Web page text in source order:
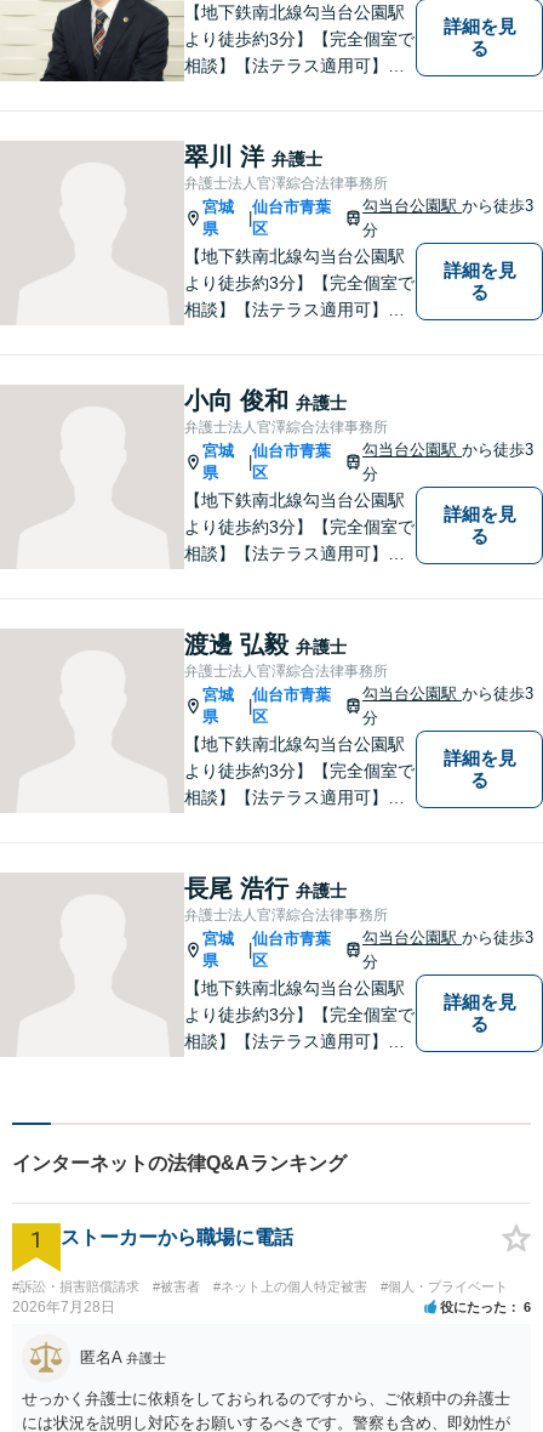
【地下鉄南北線勾当台公園駅
より徒歩約3分】【完全個室で
相談】【法テラス適用可】十
けております。法律問題でお
困りの方はお気軽にご相談く
ださい。
詳細を見
る
翠川 洋 弁護士
弁護士法人官澤綜合法律事務所
宮城
県
|
仙台市青葉
区
勾当台公園駅から徒歩3
分
【地下鉄南北線勾当台公園駅
より徒歩約3分】【完全個室で
相談】【法テラス適用可】案
争解決を目指す一方で、でき
る限り円満な結果が実現する
ことも心がけています。法律
問題でお困りの方はお気軽に
ご相談ください。
詳細を見
る
小向 俊和 弁護士
弁護士法人官澤綜合法律事務所
宮城
県
|
仙台市青葉
区
勾当台公園駅から徒歩3
分
【地下鉄南北線勾当台公園駅
より徒歩約3分】【完全個室で
相談】【法テラス適用可】
い解決を目指し、依頼者の方
とともに解決に向けて歩んで
いきたいと思います。法律問
題でお困りの方はお気軽にご
相談ください。
詳細を見
る
渡邊 弘毅 弁護士
弁護士法人官澤綜合法律事務所
宮城
県
|
仙台市青葉
区
勾当台公園駅から徒歩3
分
【地下鉄南北線勾当台公園駅
より徒歩約3分】【完全個室で
相談】【法テラス適用可】何
者の方にご安心頂ける弁護士
を目指しております。法律問
題でお困りの方はお気軽にご
相談ください。
詳細を見
る
長尾 浩行 弁護士
弁護士法人官澤綜合法律事務所
宮城
県
|
仙台市青葉
区
勾当台公園駅から徒歩3
分
【地下鉄南北線勾当台公園駅
より徒歩約3分】【完全個室で
相談】【法テラス適用可】民
かし依頼者の立場に立った事
問題でお困りの方はお気軽に
ご相談ください。
詳細を見
る
インターネットの法律Q&Aランキング
1 ストーカーから職場に電話
#訴訟・損害賠償請求 #被害者 #ネット上の個人特定被害 #個人・プライベート
2026年7月28日 役にたった 6
匿名A 弁護士
せっかく弁護士に依頼をしておられるのですから、ご依頼中の弁護士
には状況を説明し対応をお願いするべきです。警察も含め、即効性が